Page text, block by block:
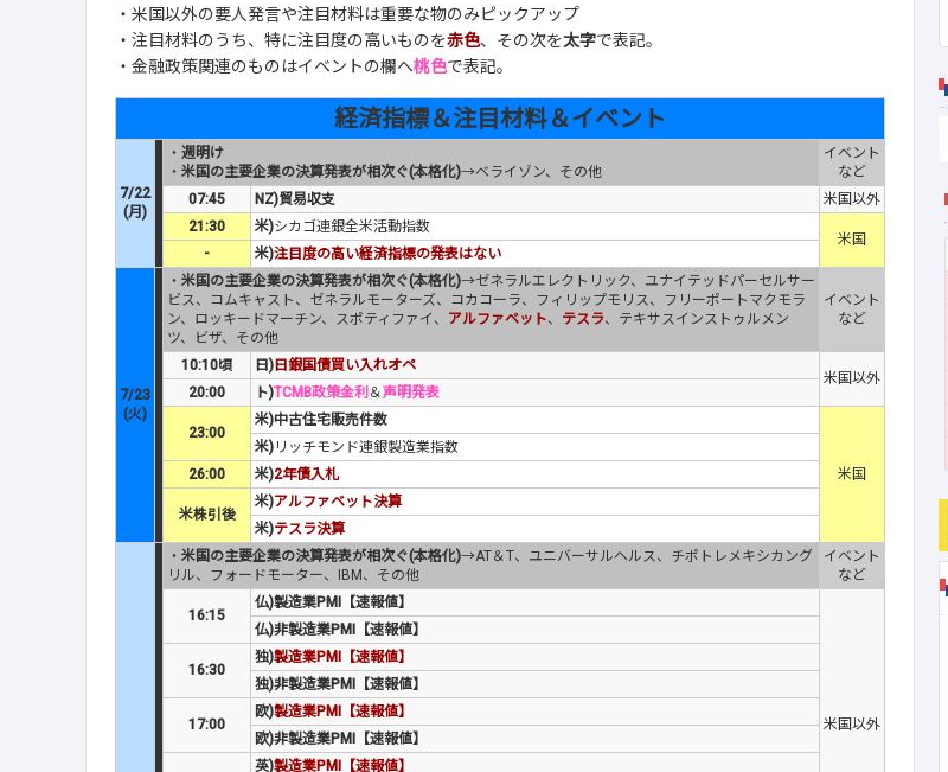
・米国以外の要人発言や注目材料は重要な物のみピックアップ
・注目材料のうち、特に注目度の高いものを赤色、その次を太字で表記。
・金融政策関連のものはイベントの欄へ桃色で表記。
経済指標＆注目材料＆イベント
7/22
(月)
・ 週明け
・ 米国の主要企業の決算発表が相次ぐ(本格化)→ベライゾン、その他
イベント
など
07:45
NZ)貿易収支
米国以外
21:30
米)シカゴ連銀全米活動指数
米国
-
米)注目度の高い経済指標の発表はない
7/23
(火)
・ 米国の主要企業の決算発表が相次ぐ(本格化)→ゼネラルエレクトリック、ユナイテッドパーセルサー
ビス、コムキャスト、ゼネラルモーターズ、コカコーラ、フィリップモリス、フリーポートマクモラ
ン、ロッキードマーチン、スポティファイ、 アルファベット、 テスラ、テキサスインストゥルメン
ツ、ビザ、その他
イベント
など
10:10頃 日) 日銀国債買い入れオペ
米国以外
20:00
ト)TCMB政策金利 ＆声明発表
23:00
米)中古住宅販売件数
米国
米) リッチモンド連銀製造業指数
26:00
米)2年債入札
米株引後
米)アルファベット決算
米)テスラ決算
・ 米国の主要企業の決算発表が相次ぐ(本格化)→AT＆T、ユニバーサルヘルス、チポトレメキシカング
リル、フォードモーター、IBM、その他
イベント
など
16:15
仏)製造業PMI【速報値】
米国以外
仏)非製造業PMI【速報値】
16:30
独)製造業PMI【速報値】
独)非製造業PMI【速報値】
17:00
欧)製造業PMI【速報値】
欧)非製造業PMI【速報値】
英)製造業PMI【速報値】